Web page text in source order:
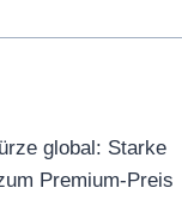
global: Starke
Premium-Preis